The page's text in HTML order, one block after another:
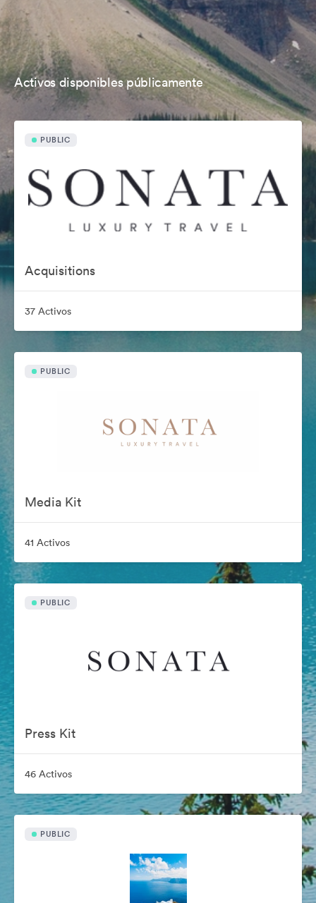
Activos disponibles públicamente
PUBLIC
Acquisitions
37 Activos
PUBLIC
Media Kit
41 Activos
PUBLIC
Press Kit
46 Activos
PUBLIC